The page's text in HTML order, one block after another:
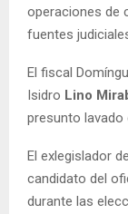
operaciones de
fuentes
El fiscal
Isidro Lino
presunto lavado
El exlegislador
candidato del
durante las